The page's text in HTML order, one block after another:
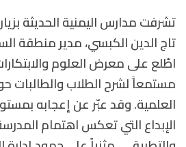
تشرفت مدارس اليمنية الحديثة
تاج الدين الكبسي، مدير منطقة
اطّلع على معرض العلوم
مستمعاً لشرح الطلاب والطالبات
العلمية. وقد عبّر عن إعجابه
الإبداع التي تعكس اهتمام